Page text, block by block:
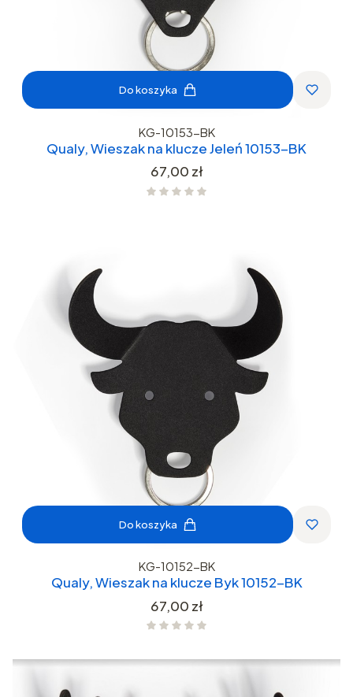
Do koszyka
KG-10153-BK
Qualy, Wieszak na klucze Jeleń 10153-BK
Cena
67,00 zł
Do koszyka
KG-10152-BK
Qualy, Wieszak na klucze Byk 10152-BK
Cena
67,00 zł